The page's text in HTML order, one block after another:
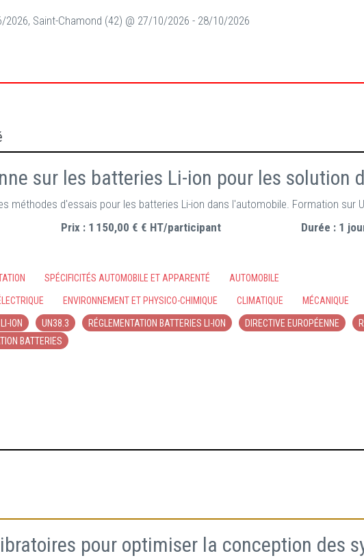
Saint-Chamond (42) @ 27/10/2026 - 28/10/2026
sur les batteries Li-ion pour les solution
méthodes d'essais pour les batteries Li-ion dans l'automobile. Formation sur
Prix : 1 150,00 € € HT/participant Durée : 1
SPÉCIFICITÉS AUTOMOBILE ET APPARENTÉ AUTOMOBILE
ENVIRONNEMENT ET PHYSICO-CHIMIQUE CLIMATIQUE MÉCANIQUE
ION UN38.3 RÉGLEMENTATION BATTERIES LI-ION DIRECTIVE EUROPÉENNE
BATTERIES
pour optimiser la conception des